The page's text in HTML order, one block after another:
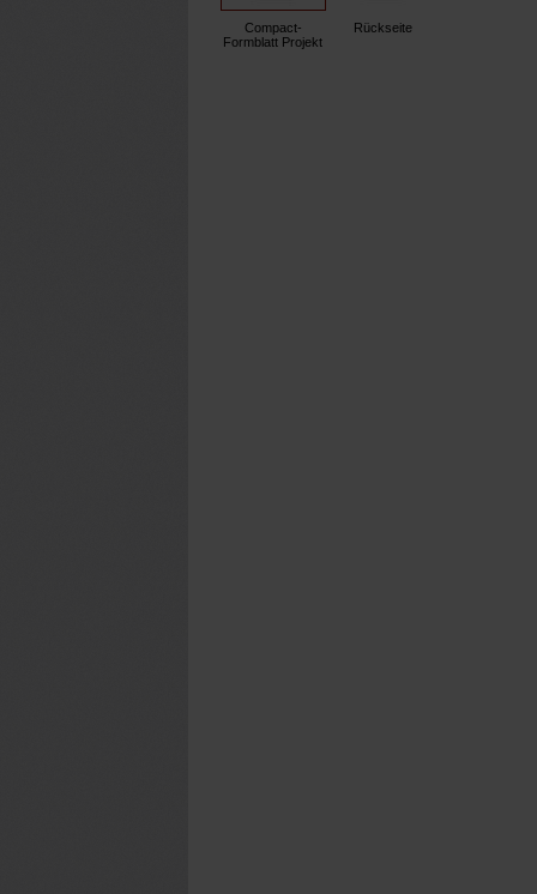
Compact-
Formblatt Projekt
Rückseite